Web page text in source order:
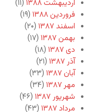
اردیبهشت ۱۳۸۸
(۱۱)
فروردین ۱۳۸۸
(۱۹)
اسفند ۱۳۸۷
(۲۰)
بهمن ۱۳۸۷
(۱۷)
دی ۱۳۸۷
(۱۸)
آذر ۱۳۸۷
(۲۱)
آبان ۱۳۸۷
(۳۳)
مهر ۱۳۸۷
(۳۴)
شهریور ۱۳۸۷
(۴۶)
مرداد ۱۳۸۷
(۴۳)